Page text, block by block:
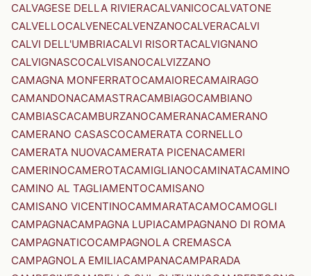
CALVAGESE DELLA RIVIERACALVANICOCALVATONE
CALVELLOCALVENECALVENZANOCALVERACALVI
CALVI DELL'UMBRIACALVI RISORTACALVIGNANO
CALVIGNASCOCALVISANOCALVIZZANO
CAMAGNA MONFERRATOCAMAIORECAMAIRAGO
CAMANDONACAMASTRACAMBIAGOCAMBIANO
CAMBIASCACAMBURZANOCAMERANACAMERANO
CAMERANO CASASCOCAMERATA CORNELLO
CAMERATA NUOVACAMERATA PICENACAMERI
CAMERINOCAMEROTACAMIGLIANOCAMINATACAMINO
CAMINO AL TAGLIAMENTOCAMISANO
CAMISANO VICENTINOCAMMARATACAMOCAMOGLI
CAMPAGNACAMPAGNA LUPIACAMPAGNANO DI ROMA
CAMPAGNATICOCAMPAGNOLA CREMASCA
CAMPAGNOLA EMILIACAMPANACAMPARADA